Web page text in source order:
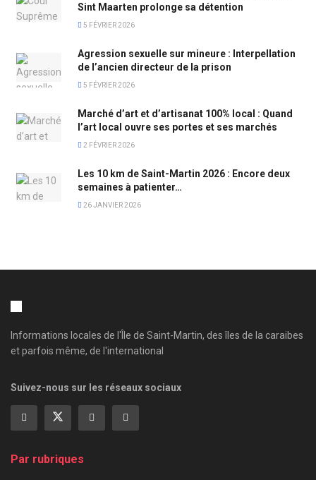
Sint Maarten prolonge sa détention
5 FÉVRIER 2026
Agression sexuelle sur mineure : Interpellation
de l’ancien directeur de la prison
5 FÉVRIER 2026
Marché d’art et d’artisanat 100% local : Quand
l’art local ouvre ses portes et ses marchés
2 FÉVRIER 2026
Les 10 km de Saint-Martin 2026 : Encore deux
semaines à patienter…
26 JANVIER 2026
Informations locales de l'Île de Saint-Martin, des îles de la caraibes
et parfois même, de l'international
Suivez-nous sur les réseaux sociaux
Par rubriques